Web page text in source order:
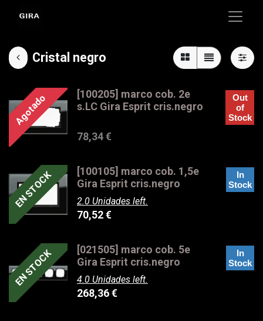
Cristal negro
Agotado
[100205] marco cob. 2e
s.LC Gira Esprit cris.negro
78,34€
Out
of
Stock
EN STOCK
[100105] marco cob. 1,5e
Gira Esprit cris.negro
2.0 Unidades left.
70,52€
In
Stock
EN STOCK
[021505] marco cob. 5e
Gira Esprit cris.negro
4.0 Unidades left.
268,36€
In
Stock